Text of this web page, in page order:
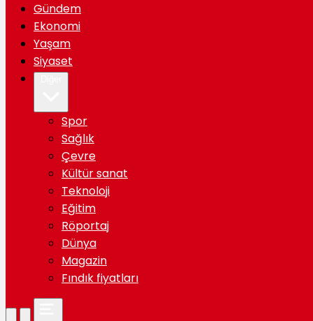
Gündem
Ekonomi
Yaşam
Siyaset
Spor
Sağlık
Çevre
Kültür sanat
Teknoloji
Eğitim
Röportaj
Dünya
Magazin
Fındık fiyatları